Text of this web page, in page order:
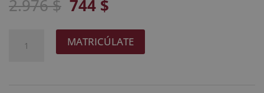
2.976$ El
precio
original
era:
744 $
actual
es:
Internacional
MATRICÚLATE